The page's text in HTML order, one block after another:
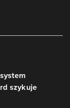
szykuje